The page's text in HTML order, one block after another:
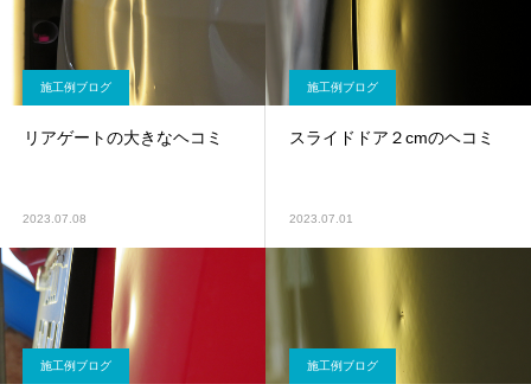
施工例ブログ
リアゲートの大きなヘコミ
2023.07.08
施工例ブログ
スライドドア２cmのヘコミ
2023.07.01
施工例ブログ 施工例ブログ